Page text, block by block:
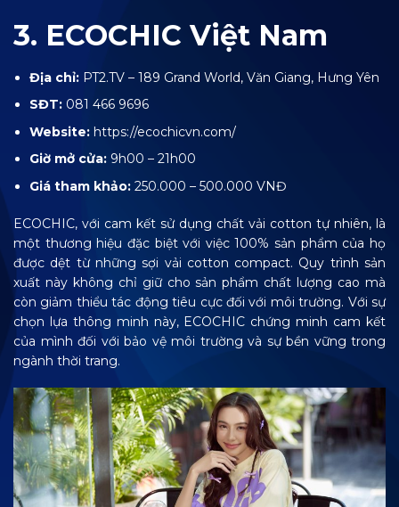
3. ECOCHIC Việt Nam
Địa chỉ: PT2.TV – 189 Grand World, Văn Giang, Hưng Yên
SĐT: 081 466 9696
Website: https://ecochicvn.com/
Giờ mở cửa: 9h00 – 21h00
Giá tham khảo: 250.000 – 500.000 VNĐ
ECOCHIC, với cam kết sử dụng chất vải cotton tự nhiên, là
một thương hiệu đặc biệt với việc 100% sản phẩm của họ
được dệt từ những sợi vải cotton compact. Quy trình sản
xuất này không chỉ giữ cho sản phẩm chất lượng cao mà
còn giảm thiểu tác động tiêu cực đối với môi trường. Với sự
chọn lựa thông minh này, ECOCHIC chứng minh cam kết
của mình đối với bảo vệ môi trường và sự bền vững trong
ngành thời trang.